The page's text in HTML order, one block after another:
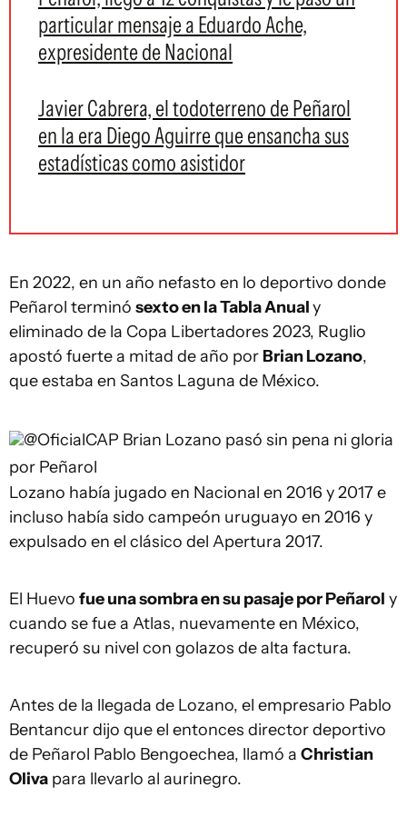
particular mensaje a Eduardo Ache,
expresidente de Nacional
Javier Cabrera, el todoterreno de Peñarol
en la era Diego Aguirre que ensancha sus
estadísticas como asistidor
En 2022, en un año nefasto en lo deportivo donde
Peñarol terminó sexto en la Tabla Anualy
eliminado de la Copa Libertadores 2023, Ruglio
apostó fuerte a mitad de año por Brian Lozano,
que estaba en Santos Laguna de México.
@OficialCAP Brian Lozano pasó sin pena ni gloria
por Peñarol
Lozano había jugado en Nacional en 2016 y 2017 e
incluso había sido campeón uruguayo en 2016 y
expulsado en el clásico del Apertura 2017.
El Huevo fue una sombra en su pasaje por Peñarol y
cuando se fue a Atlas, nuevamente en México,
recuperó su nivel con golazos de alta factura.
Antes de la llegada de Lozano, el empresario Pablo
Bentancur dijo que el entonces director deportivo
de Peñarol Pablo Bengoechea, llamó a Christian
Oliva para llevarlo al aurinegro.